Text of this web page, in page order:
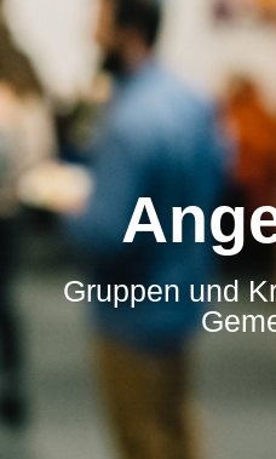
Gruppen und